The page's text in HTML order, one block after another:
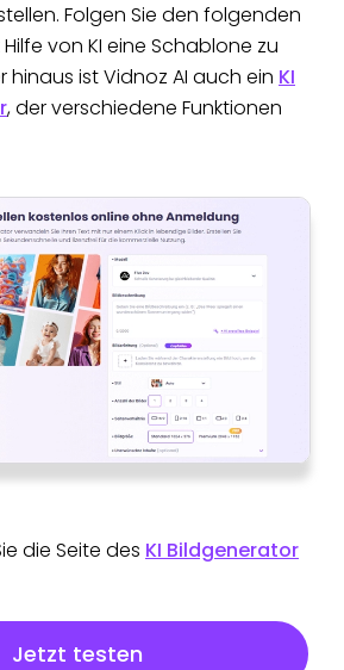
Folgen Sie den folgenden
von KI eine Schablone zu
hinaus ist Vidnoz AI auch ein KI
, der verschiedene Funktionen
die Seite des KI Bildgenerator
Jetzt testen